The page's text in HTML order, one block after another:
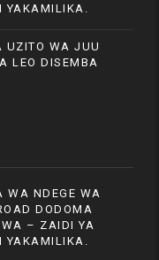
UZITO WA JUU
LEO DISEMBA
WA NDEGE WA
DODOMA
– ZAIDI YA